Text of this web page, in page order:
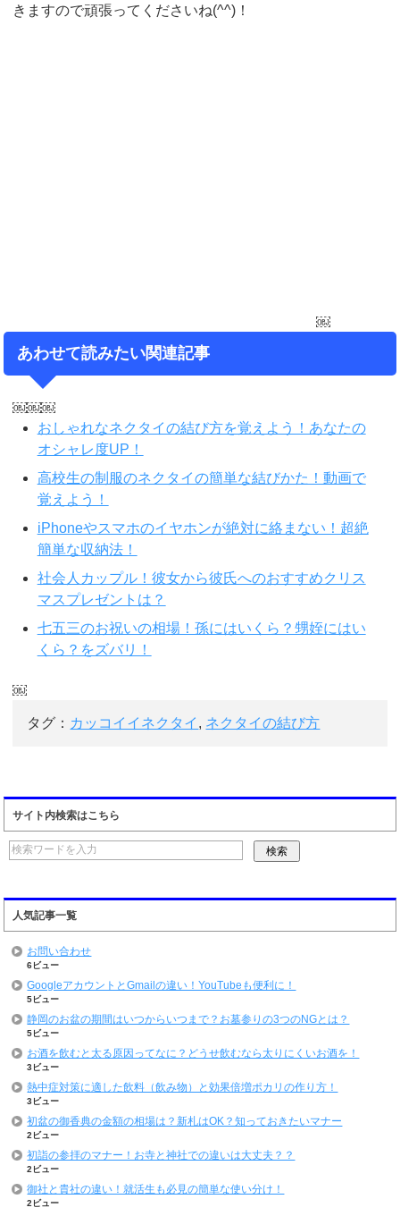
きますので頑張ってくださいね(^^)！
￼
あわせて読みたい関連記事
￼￼￼
おしゃれなネクタイの結び方を覚えよう！あなたの
オシャレ度UP！
高校生の制服のネクタイの簡単な結びかた！動画で
覚えよう！
iPhoneやスマホのイヤホンが絶対に絡まない！超絶
簡単な収納法！
社会人カップル！彼女から彼氏へのおすすめクリス
マスプレゼントは？
七五三のお祝いの相場！孫にはいくら？甥姪にはい
くら？をズバリ！
￼
タグ： カッコイイネクタイ , ネクタイの結び方
サイト内検索はこちら
人気記事一覧
お問い合わせ
6ビュー
GoogleアカウントとGmailの違い！YouTubeも便利に！
5ビュー
静岡のお盆の期間はいつからいつまで？お墓参りの3つのNGとは？
5ビュー
お酒を飲むと太る原因ってなに？どうせ飲むなら太りにくいお酒を！
3ビュー
熱中症対策に適した飲料（飲み物）と効果倍増ポカリの作り方！
3ビュー
初盆の御香典の金額の相場は？新札はOK？知っておきたいマナー
2ビュー
初詣の参拝のマナー！お寺と神社での違いは大丈夫？？
2ビュー
御社と貴社の違い！就活生も必見の簡単な使い分け！
2ビュー